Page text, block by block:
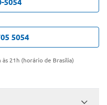
5054
às 21h (horário de Brasília)